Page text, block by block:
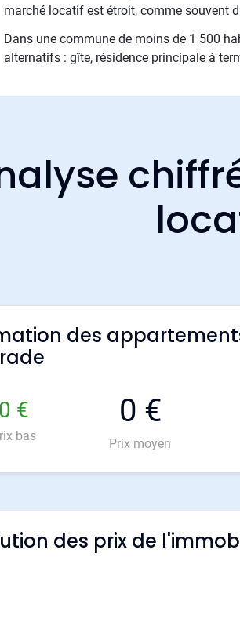
marché locatif est étroit, comme souvent
Dans une commune de moins de 1 500
alternatifs : gîte, résidence principale à
des
0 €
bas
0 €
Prix moyen
des prix de